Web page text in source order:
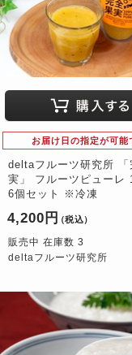
お届け日の指定が可能
deltaフルーツ研究所 「
実」 フルーツピューレ
6個セット ※冷凍
4,200円 （税込）
販売中 在庫数 3
deltaフルーツ研究所